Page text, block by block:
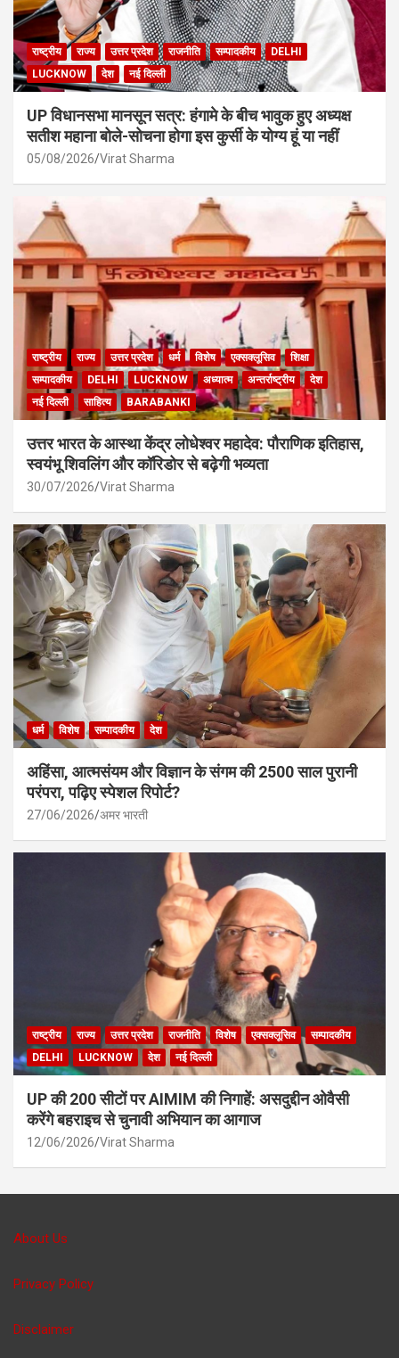
राष्ट्रीय राज्य उत्तर प्रदेश राजनीति सम्पादकीय
DELHI
LUCKNOW
देश नई दिल्ली
UP विधानसभा मानसून सत्र: हंगामे के बीच भावुक हुए अध्यक्ष
सतीश महाना बोले-सोचना होगा इस कुर्सी के योग्य हूं या नहीं
05/08/2026 Virat Sharma
राष्ट्रीय राज्य उत्तर प्रदेश धर्म विशेष एक्सक्लूसिव
शिक्षा
सम्पादकीय
DELHI LUCKNOW अध्यात्म अन्तर्राष्ट्रीय
देश
नई दिल्ली
साहित्य BARABANKI
उत्तर भारत के आस्था केंद्र लोधेश्वर महादेव: पौराणिक इतिहास,
स्वयंभू शिवलिंग और कॉरिडोर से बढ़ेगी भव्यता
30/07/2026 Virat Sharma
धर्म विशेष सम्पादकीय देश
अहिंसा, आत्मसंयम और विज्ञान के संगम की 2500 साल पुरानी
परंपरा, पढ़िए स्पेशल रिपोर्ट?
27/06/2026 अमर भारती
राष्ट्रीय राज्य उत्तर प्रदेश राजनीति विशेष एक्सक्लूसिव
सम्पादकीय
DELHI
LUCKNOW देश नई दिल्ली
UP की 200 सीटों पर AIMIM की निगाहें: असदुद्दीन ओवैसी
करेंगे बहराइच से चुनावी अभियान का आगाज
12/06/2026 Virat Sharma
About Us
Privacy Policy
Disclaimer